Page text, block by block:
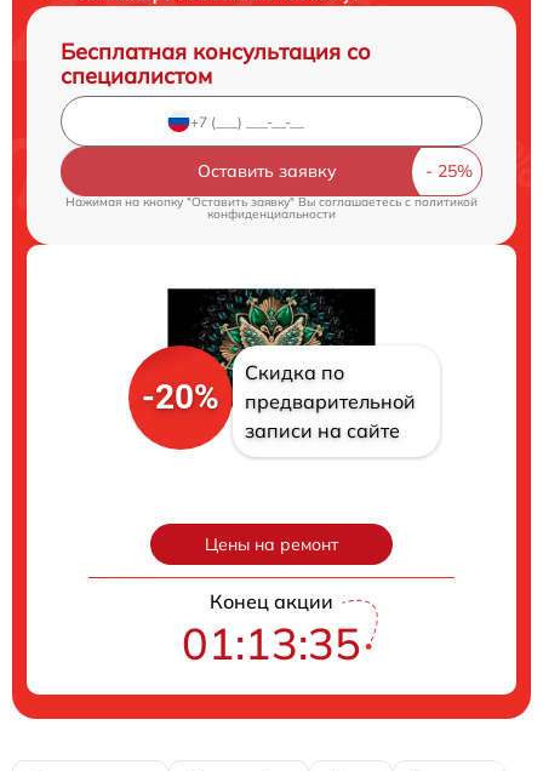
Бесплатная консультация со
специалистом
Оставить заявку
Нажимая на кнопку "Оставить заявку" Вы соглашаетесь cполитикой
конфиденциальности
-20%
Скидка по
предварительной
записи на сайте
Цены на ремонт
Конец акции
01:13:34